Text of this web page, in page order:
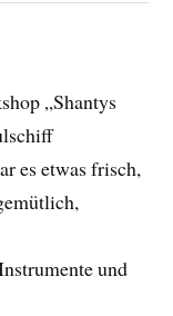
„Shantys
es etwas frisch,
und